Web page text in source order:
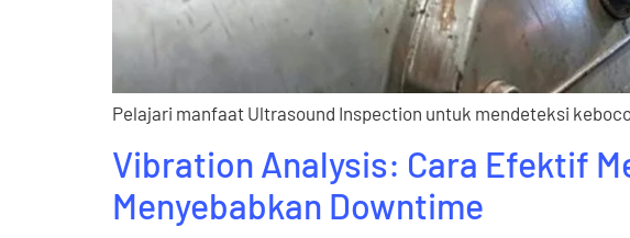
Pelajari manfaat Ultrasound Inspection untuk mendeteksi
Vibration Analysis: Cara Efektif
Menyebabkan Downtime